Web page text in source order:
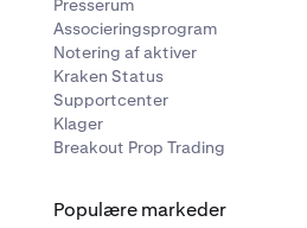
External Account
Others(Overfør til andre) skal du
(Tilføj en ny modtager) eller
Presserum
Associeringsprogram
Notering af aktiver
Kraken Status
Supportcenter
Klager
Breakout Prop Trading
Populære markeder